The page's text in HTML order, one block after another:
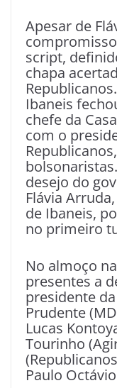
Apesar de
script,
chapa
Ibaneis
chefe da
com o
desejo do
Flávia
de Ibaneis,
no primeiro
No almoço
presentes a
presidente
Prudente
Lucas
Tourinho
Paulo